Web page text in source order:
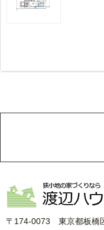
〒174-0073 東京都板橋